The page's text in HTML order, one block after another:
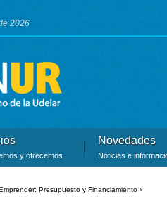
2026
y ofrecemos
Novedades
Noticias e
Presupuesto y Financiamiento ›